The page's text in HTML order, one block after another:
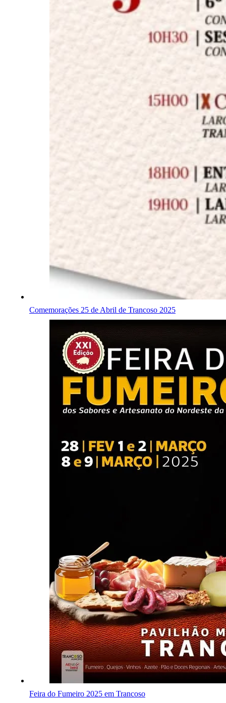
Comemorações 25 de Abril de Trancoso 2025
Feira do Fumeiro 2025 em Trancoso